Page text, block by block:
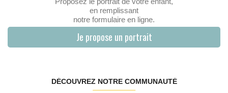
en remplissant
notre formulaire en ligne.
Je propose un portrait
DÉCOUVREZ NOTRE COMMUNAUTÉ